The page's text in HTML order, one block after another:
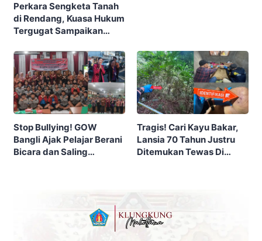
Perkara Sengketa Tanah
di Rendang, Kuasa Hukum
Tergugat Sampaikan
Stop Bullying! GOW
Bangli Ajak Pelajar Berani
Bicara dan Saling
Tragis! Cari Kayu Bakar,
Lansia 70 Tahun Justru
Ditemukan Tewas Di